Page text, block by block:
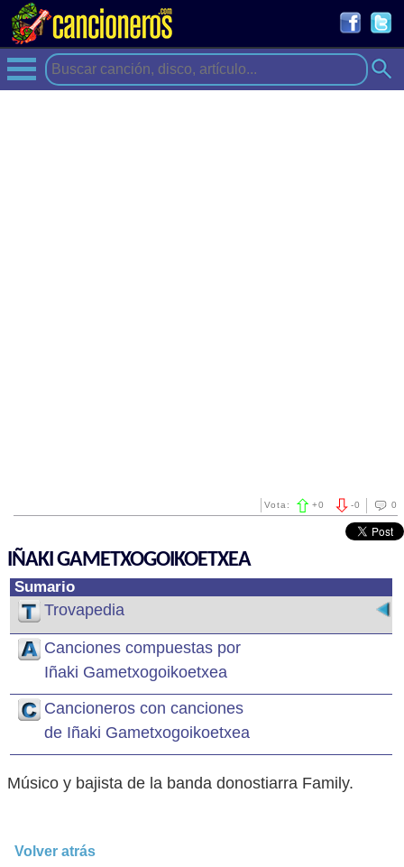
0
-0
Vota: +0
IÑAKI GAMETXOGOIKOETXEA
Sumario
Trovapedia
Canciones compuestas por
Iñaki Gametxogoikoetxea
Cancioneros con canciones
de Iñaki Gametxogoikoetxea
Músico y bajista de la banda donostiarra Family.
Volver atrás